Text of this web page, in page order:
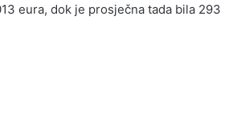
eura, dok je prosječna tada bila 293